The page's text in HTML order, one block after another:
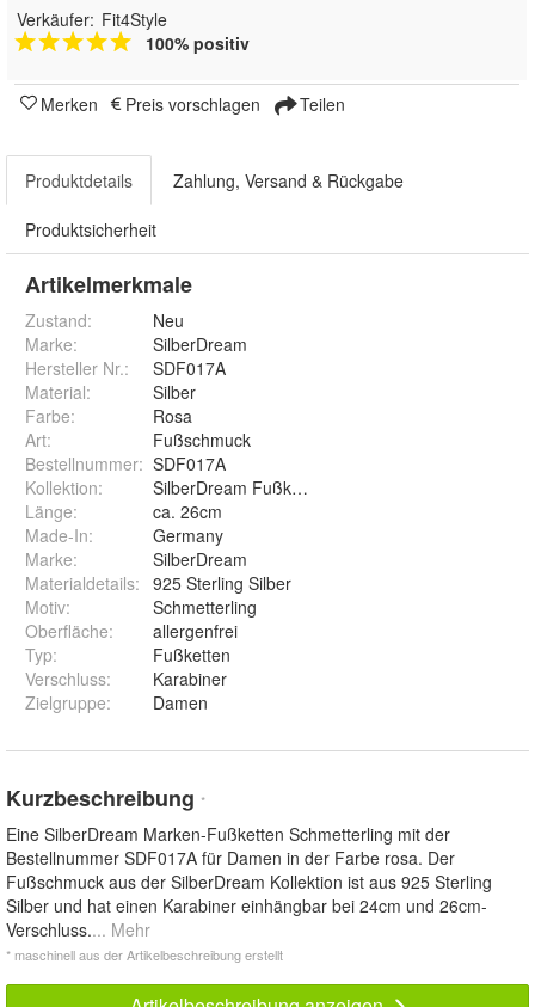
Verkäufer: Fit4Style
100% positiv
Merken Preis vorschlagen Teilen
Produktdetails Zahlung, Versand & Rückgabe
Produktsicherheit
Artikelmerkmale
Zustand:
Neu
Marke:
SilberDream
Hersteller Nr.:
SDF017A
Material:
Silber
Farbe:
Rosa
Art:
Fußschmuck
Bestellnummer: SDF017A
Kollektion:
SilberDream Fußketten
Länge:
ca. 26cm
Made-In:
Germany
Marke:
SilberDream
Materialdetails: 925 Sterling Silber
Motiv:
Schmetterling
Oberfläche:
allergenfrei
Typ:
Fußketten
Verschluss:
Karabiner
Zielgruppe: Damen
Kurzbeschreibung *
Eine SilberDream Marken-Fußketten Schmetterling mit der
Bestellnummer SDF017A für Damen in der Farbe rosa. Der
Fußschmuck aus der SilberDream Kollektion ist aus 925 Sterling
Silber und hat einen Karabiner einhängbar bei 24cm und 26cm-
Verschluss.... Mehr
* maschinell aus der Artikelbeschreibung erstellt